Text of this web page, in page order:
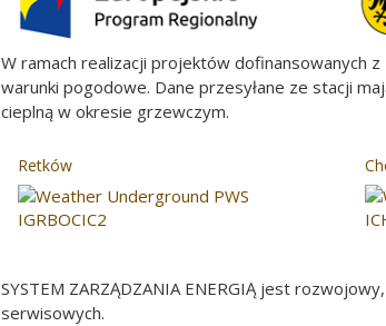
W ramach realizacji projektów dofinansowanych
warunki pogodowe. Dane przesyłane ze stacji
cieplną w okresie grzewczym.
Retków
SYSTEM ZARZĄDZANIA ENERGIĄ jest
serwisowych.